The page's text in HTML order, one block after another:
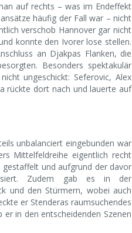
auf rechts – was im Endeffekt
häufig der Fall war – nicht
verschob Hannover gar nicht
konnte den Ivorer lose stellen.
an Djakpas Flanken, die
Besonders spektakulär
ungeschickt: Seferovic, Alex
rückte dort nach und lauerte auf
unbalanciert eingebunden war
Mittelfeldreihe eigentlich recht
und aufgrund der davor
Zudem gab es in der
und den Stürmern, wobei auch
er Stenderas raumsuchendes
in den entscheidenden Szenen